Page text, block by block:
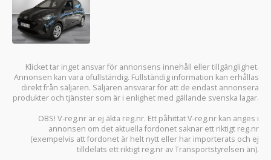
Klicket tar inget ansvar för annonsens innehåll eller tillgänglighet.
Annonsen kan vara ofullständig. Fullständig information kan erhållas
direkt från säljaren. Säljaren ansvarar för att de endast annonsera
produkter och tjänster som är i enlighet med gällande svenska lagar.
OBS! V-reg.nr är ej äkta reg.nr. Ett påhittat V-reg.nr kan anges i
annonsen om det aktuella fordonet saknar ett riktigt reg.nr
(exempelvis att fordonet är helt nytt eller har importerats och ej
tilldelats ett riktigt reg.nr av Transportstyrelsen än).